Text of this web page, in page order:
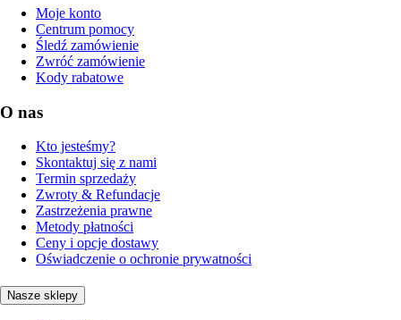
Moje konto
Centrum pomocy
Śledź zamówienie
Zwróć zamówienie
Kody rabatowe
O nas
Kto jesteśmy?
Skontaktuj się z nami
Termin sprzedaży
Zwroty & Refundacje
Zastrzeżenia prawne
Metody płatności
Ceny i opcje dostawy
Oświadczenie o ochronie prywatności
Nasze sklepy